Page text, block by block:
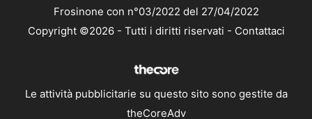
Frosinone con n°03/2022 del 27/04/2022
Copyright ©2026 - Tutti i diritti riservati - Contattaci
Le attività pubblicitarie su questo sito sono gestite da
theCoreAdv